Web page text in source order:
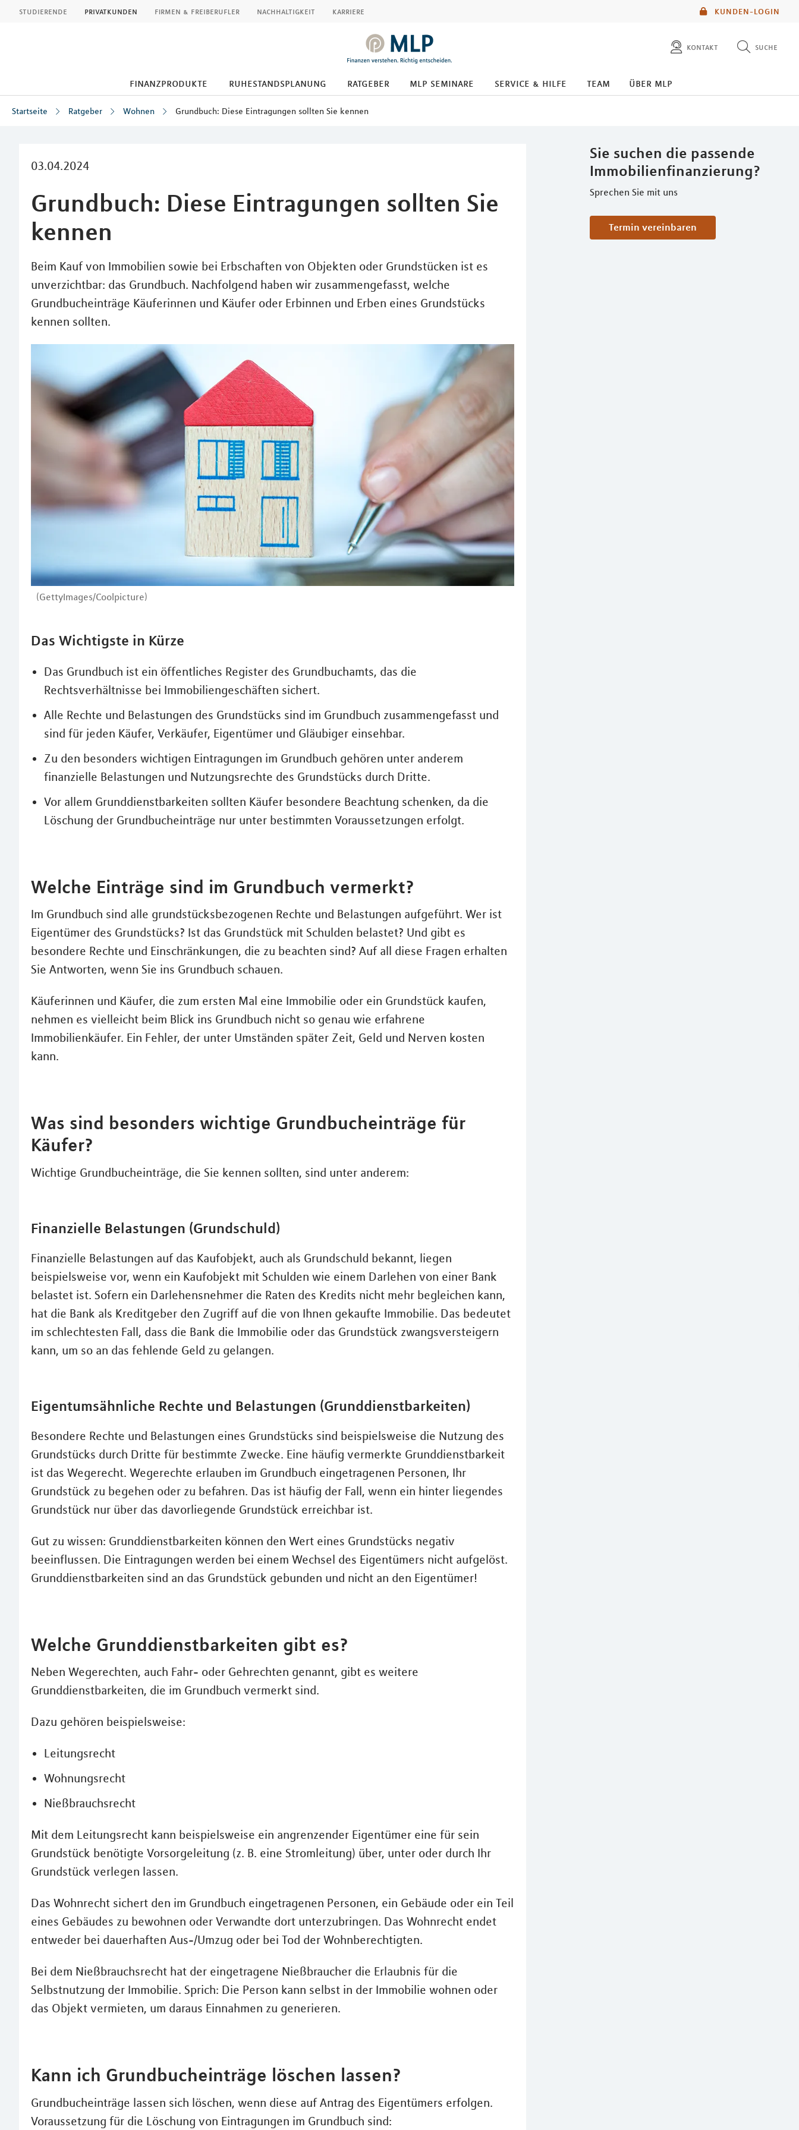
KUNDEN-LOGIN
studierende privatkunden firmen & freiberufler nachhaltigkeit karriere
kontakt suche
diese website durchsuchen
finanzprodukte ruhestandsplanung ratgeber mlp seminare service & hilfe team über mlp
Startseite Ratgeber Wohnen Grundbuch: Diese Eintragungen sollten Sie kennen
03.04.2024
Grundbuch: Diese Eintragungen sollten Sie
kennen
Beim Kauf von Immobilien sowie bei Erbschaften von Objekten oder Grundstücken ist es
unverzichtbar: das Grundbuch. Nachfolgend haben wir zusammengefasst, welche
Grundbucheinträge Käuferinnen und Käufer oder Erbinnen und Erben eines Grundstücks
kennen sollten.
(GettyImages/Coolpicture)
Sie suchen die passende
Immobilienfinanzierung?
Sprechen Sie mit uns
Termin vereinbaren
Das Wichtigste in Kürze
Das Grundbuch ist ein öffentliches Register des Grundbuchamts, das die
Rechtsverhältnisse bei Immobiliengeschäften sichert.
Alle Rechte und Belastungen des Grundstücks sind im Grundbuch zusammengefasst und
sind für jeden Käufer, Verkäufer, Eigentümer und Gläubiger einsehbar.
Zu den besonders wichtigen Eintragungen im Grundbuch gehören unter anderem
finanzielle Belastungen und Nutzungsrechte des Grundstücks durch Dritte.
Vor allem Grunddienstbarkeiten sollten Käufer besondere Beachtung schenken, da die
Löschung der Grundbucheinträge nur unter bestimmten Voraussetzungen erfolgt.
Welche Einträge sind im Grundbuch vermerkt?
Im Grundbuch sind alle grundstücksbezogenen Rechte und Belastungen aufgeführt. Wer ist
Eigentümer des Grundstücks? Ist das Grundstück mit Schulden belastet? Und gibt es
besondere Rechte und Einschränkungen, die zu beachten sind? Auf all diese Fragen erhalten
Sie Antworten, wenn Sie ins Grundbuch schauen.
Käuferinnen und Käufer, die zum ersten Mal eine Immobilie oder ein Grundstück kaufen,
nehmen es vielleicht beim Blick ins Grundbuch nicht so genau wie erfahrene
Immobilienkäufer. Ein Fehler, der unter Umständen später Zeit, Geld und Nerven kosten
kann.
Was sind besonders wichtige Grundbucheinträge für
Käufer?
Wichtige Grundbucheinträge, die Sie kennen sollten, sind unter anderem:
Finanzielle Belastungen (Grundschuld)
Finanzielle Belastungen auf das Kaufobjekt, auch als Grundschuld bekannt, liegen
beispielsweise vor, wenn ein Kaufobjekt mit Schulden wie einem Darlehen von einer Bank
belastet ist. Sofern ein Darlehensnehmer die Raten des Kredits nicht mehr begleichen kann,
hat die Bank als Kreditgeber den Zugriff auf die von Ihnen gekaufte Immobilie. Das bedeutet
im schlechtesten Fall, dass die Bank die Immobilie oder das Grundstück zwangsversteigern
kann, um so an das fehlende Geld zu gelangen.
Eigentumsähnliche Rechte und Belastungen (Grunddienstbarkeiten)
Besondere Rechte und Belastungen eines Grundstücks sind beispielsweise die Nutzung des
Grundstücks durch Dritte für bestimmte Zwecke. Eine häufig vermerkte Grunddienstbarkeit
ist das Wegerecht. Wegerechte erlauben im Grundbuch eingetragenen Personen, Ihr
Grundstück zu begehen oder zu befahren. Das ist häufig der Fall, wenn ein hinter liegendes
Grundstück nur über das davorliegende Grundstück erreichbar ist.
Gut zu wissen: Grunddienstbarkeiten können den Wert eines Grundstücks negativ
beeinflussen. Die Eintragungen werden bei einem Wechsel des Eigentümers nicht aufgelöst.
Grunddienstbarkeiten sind an das Grundstück gebunden und nicht an den Eigentümer!
Welche Grunddienstbarkeiten gibt es?
Neben Wegerechten, auch Fahr- oder Gehrechten genannt, gibt es weitere
Grunddienstbarkeiten, die im Grundbuch vermerkt sind.
Dazu gehören beispielsweise:
Leitungsrecht
Wohnungsrecht
Nießbrauchsrecht
Mit dem Leitungsrecht kann beispielsweise ein angrenzender Eigentümer eine für sein
Grundstück benötigte Vorsorgeleitung (z. B. eine Stromleitung) über, unter oder durch Ihr
Grundstück verlegen lassen.
Das Wohnrecht sichert den im Grundbuch eingetragenen Personen, ein Gebäude oder ein Teil
eines Gebäudes zu bewohnen oder Verwandte dort unterzubringen. Das Wohnrecht endet
entweder bei dauerhaften Aus-/Umzug oder bei Tod der Wohnberechtigten.
Bei dem Nießbrauchsrecht hat der eingetragene Nießbraucher die Erlaubnis für die
Selbstnutzung der Immobilie. Sprich: Die Person kann selbst in der Immobilie wohnen oder
das Objekt vermieten, um daraus Einnahmen zu generieren.
Kann ich Grundbucheinträge löschen lassen?
Grundbucheinträge lassen sich löschen, wenn diese auf Antrag des Eigentümers erfolgen.
Voraussetzung für die Löschung von Eintragungen im Grundbuch sind: